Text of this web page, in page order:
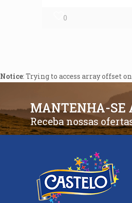
0
Notice: Trying to access array offset
MANTENHA-SE
Receba nossas